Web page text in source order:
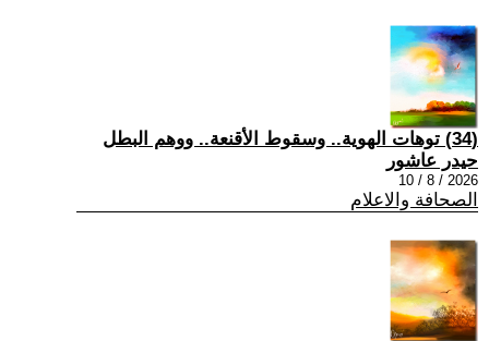
(34) توهات الهوية.. وسقوط الأقنعة.. ووهم البطل
حيدر عاشور
2026 / 8 / 10
الصحافة والاعلام